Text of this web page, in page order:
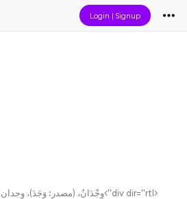
Login |Signup
<div dir="rtl">وِجْدَانٌ، (مصدر: وَجَدَ)، وِجدان المرء: نفسه وقواه الباطنية، وما يتأثر به من لذة أو ألم</div>